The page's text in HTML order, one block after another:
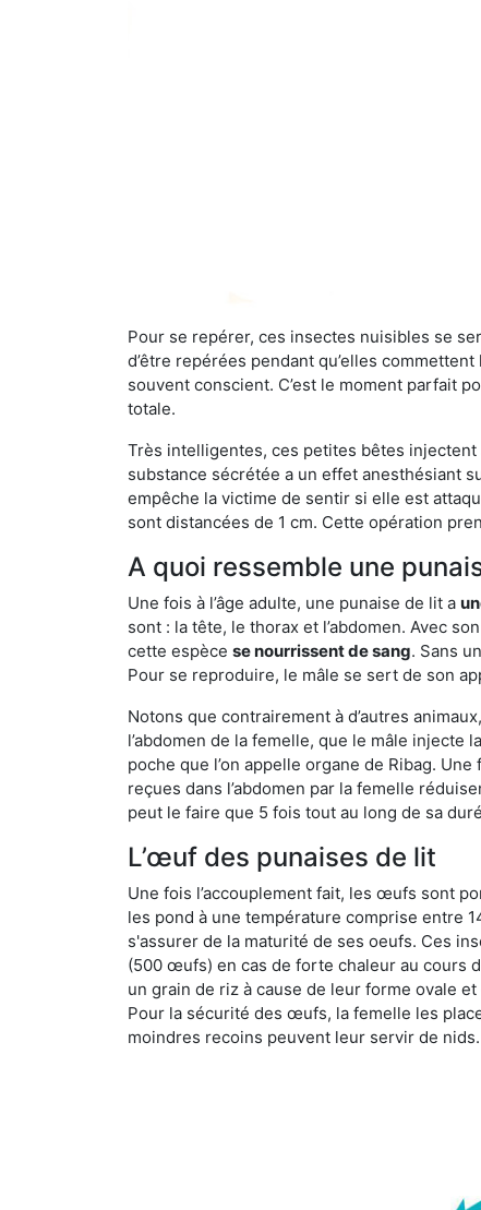
Pour se repérer, ces insectes nuisibles se
d’être repérées pendant qu’elles
souvent conscient. C’est le moment parfait
totale.
Très intelligentes, ces petites bêtes injectent
substance sécrétée a un effet anesthésiant
empêche la victime de sentir si elle est
sont distancées de 1 cm. Cette opération
A quoi ressemble une
Une fois à l’âge adulte, une punaise de lit a
sont : la tête, le thorax et l’abdomen. Avec
cette espèce se nourrissent de sang. Sans
Pour se reproduire, le mâle se sert de son
Notons que contrairement à d’autres
l’abdomen de la femelle, que le mâle
poche que l’on appelle organe de Ribag.
reçues dans l’abdomen par la femelle
peut le faire que 5 fois tout au long de sa
L’œuf des punaises de lit
Une fois l’accouplement fait, les œufs sont
les pond à une température comprise entre
s'assurer de la maturité de ses oeufs. Ces
(500 œufs) en cas de forte chaleur au cours
un grain de riz à cause de leur forme ovale
Pour la sécurité des œufs, la femelle les
moindres recoins peuvent leur servir de nids.